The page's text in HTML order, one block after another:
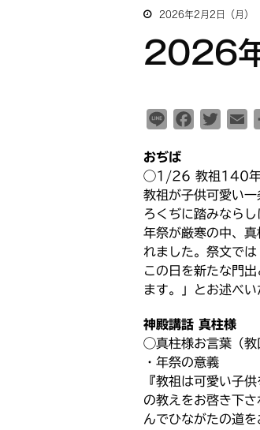
2026年2月2日（月）
2026
n
e
e
b
o
o
k
t
t
e
r
i
おぢば
◯1/26 教祖140
教祖が子供可愛い
ろくぢに踏みなら
年祭が厳寒の中、
れました。祭文では
この日を新たな門
ます。」とお述べい
神殿講話 真柱様
◯真柱様お言葉（教
・年祭の意義
『教祖は可愛い子
の教えをお啓き下
んでひながたの道